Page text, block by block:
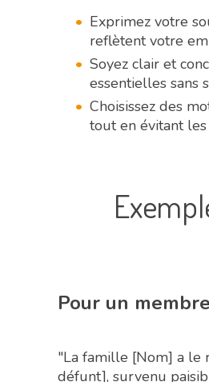
Exprimez votre
reflètent votre
Soyez clair et
essentielles sans
Choisissez des
tout en évitant
Pour un
"La famille [Nom] a le
défunt], survenu